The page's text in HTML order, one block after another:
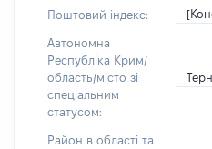
Поштовий індекс:
Автономна
Республіка Крим/
область/місто зі
спеціальним
статусом:
Район в області та